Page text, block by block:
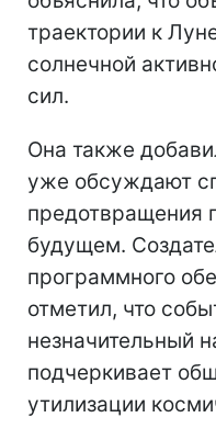
траектории к
солнечной
сил.
Она также
уже обсуждают
предотвращения
будущем.
программного
отметил, что
незначительный
подчеркивает
утилизации